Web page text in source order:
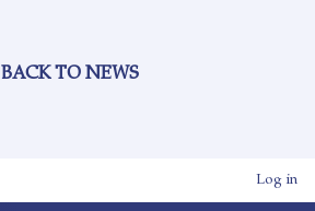
BACK TO NEWS
User account menu
Log in